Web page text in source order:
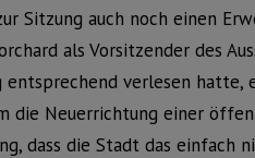
Sitzung auch noch einen
als Vorsitzender des
verlesen hatte,
die Neuerrichtung einer
dass die Stadt das einfach